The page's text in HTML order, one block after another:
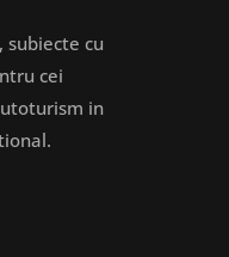
cu
cei
in